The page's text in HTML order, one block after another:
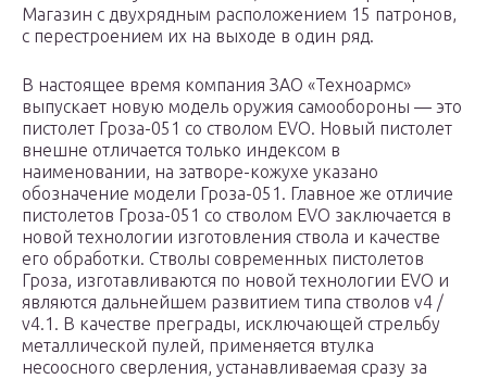
Магазин с двухрядным расположением 15 патронов,
с перестроением их на выходе в один ряд.
В настоящее время компания ЗАО «Техноармс»
выпускает новую модель оружия самообороны — это
пистолет Гроза-051 со стволом EVO. Новый пистолет
внешне отличается только индексом в
наименовании, на затворе-кожухе указано
обозначение модели Гроза-051. Главное же отличие
пистолетов Гроза-051 со стволом EVO заключается в
новой технологии изготовления ствола и качестве
его обработки. Стволы современных пистолетов
Гроза, изготавливаются по новой технологии EVO и
являются дальнейшем развитием типа стволов v4 /
v4.1. В качестве преграды, исключающей стрельбу
металлической пулей, применяется втулка
несоосного сверления, устанавливаемая сразу за